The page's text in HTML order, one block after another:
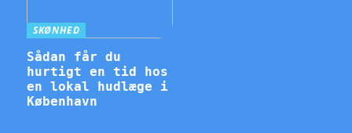
SKØNHED
Sådan får du
hurtigt en tid hos
en lokal hudlæge i
København